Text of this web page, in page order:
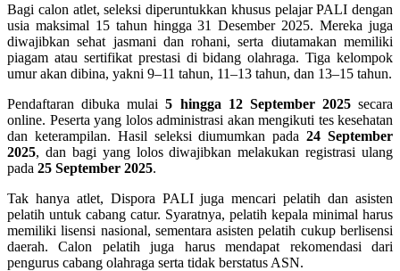
Bagi calon atlet, seleksi diperuntukkan khusus pelajar PALI dengan
usia maksimal 15 tahun hingga 31 Desember 2025. Mereka juga
diwajibkan sehat jasmani dan rohani, serta diutamakan memiliki
piagam atau sertifikat prestasi di bidang olahraga. Tiga kelompok
umur akan dibina, yakni 9–11 tahun, 11–13 tahun, dan 13–15 tahun.
Pendaftaran dibuka mulai5 hingga 12 September 2025secara
online. Peserta yang lolos administrasi akan mengikuti tes kesehatan
dan keterampilan. Hasil seleksi diumumkan pada24 September
2025, dan bagi yang lolos diwajibkan melakukan registrasi ulang
pada 25 September 2025.
Tak hanya atlet, Dispora PALI juga mencari pelatih dan asisten
pelatih untuk cabang catur. Syaratnya, pelatih kepala minimal harus
memiliki lisensi nasional, sementara asisten pelatih cukup berlisensi
daerah. Calon pelatih juga harus mendapat rekomendasi dari
pengurus cabang olahraga serta tidak berstatus ASN.